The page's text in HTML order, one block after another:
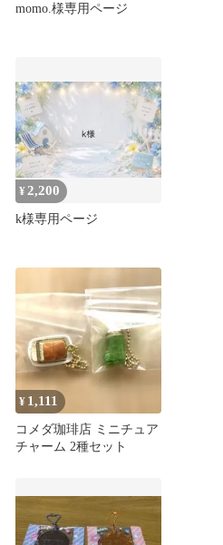
momo.様専用ページ
¥ 2,200
k様専用ページ
¥ 1,111
コメダ珈琲店 ミニチュア
チャーム 2種セット